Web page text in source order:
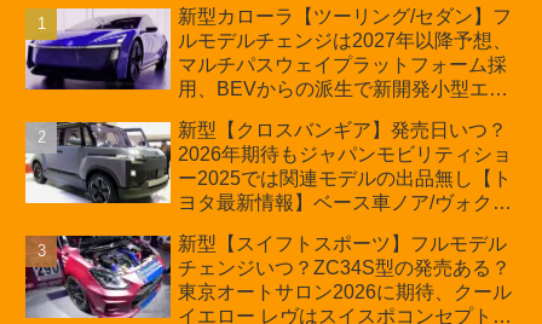
新型カローラ【ツーリング/セダン】フ
ルモデルチェンジは2027年以降予想、
マルチパスウェイプラットフォーム採
用、BEVからの派生で新開発小型エン
の採用は無しか【トヨタ最新情報】60
周年記念車発売
新型【クロスバンギア】発売日いつ？
2026年期待もジャパンモビリティショ
ー2025では関連モデルの出品無し【ト
ヨタ最新情報】ベース車ノア/ヴォクシ
ほか「コア」と「ツール」、デリカ
D:5対抗のクロスオーバーSUVミニバ
ン
新型【スイフトスポーツ】フルモデル
チェンジいつ？ZC34S型の発売ある？
東京オートサロン2026に期待、クール
イエロー レヴはスイスポコンセプト